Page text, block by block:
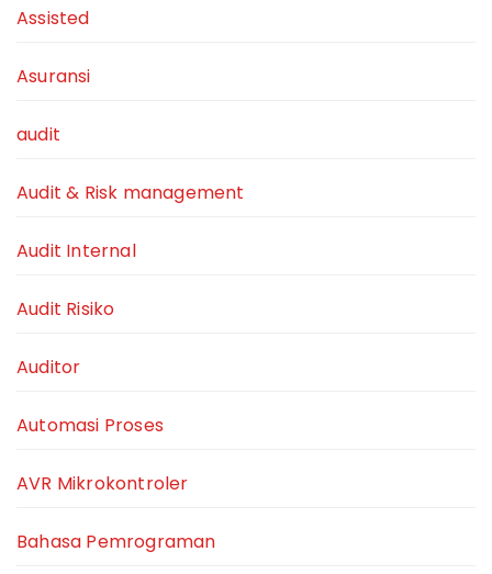
Assisted
Asuransi
audit
Audit & Risk management
Audit Internal
Audit Risiko
Auditor
Automasi Proses
AVR Mikrokontroler
Bahasa Pemrograman